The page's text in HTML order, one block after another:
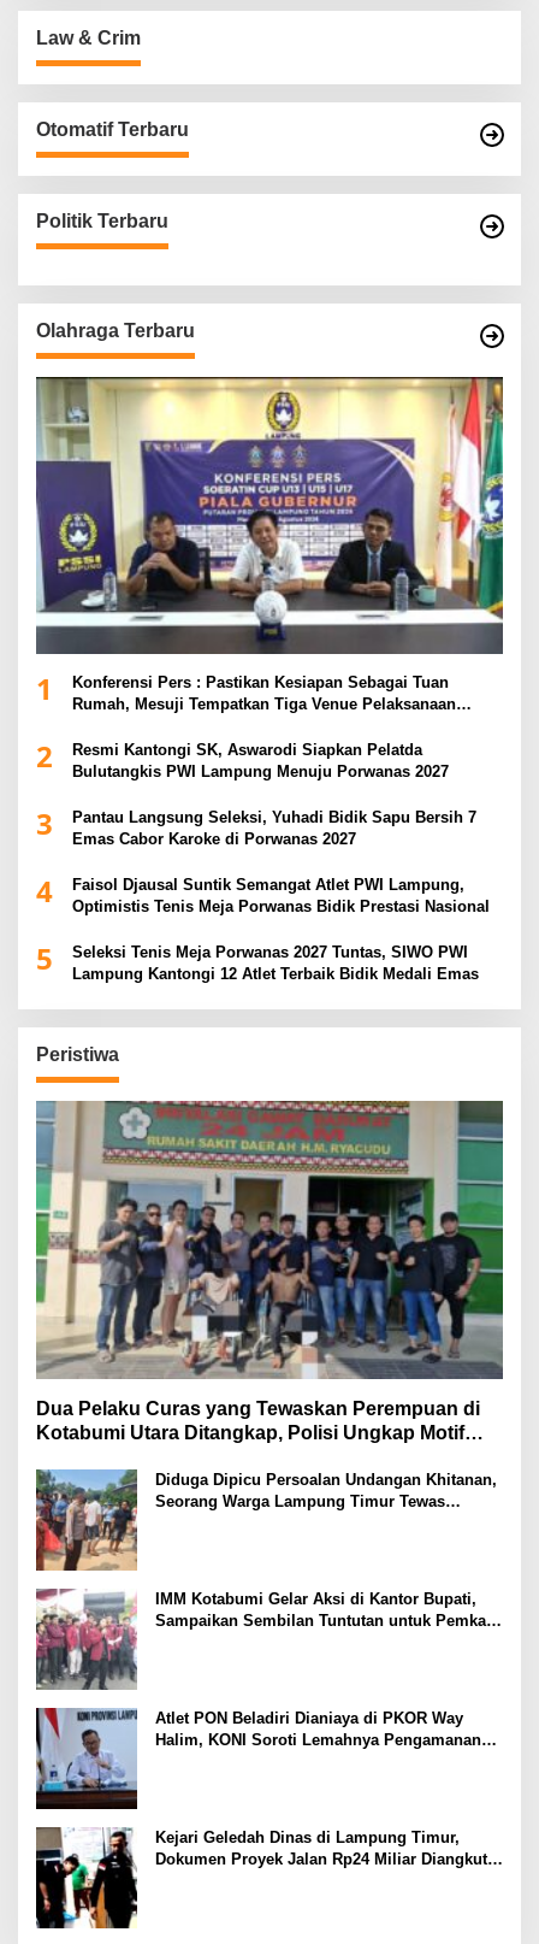
Law & Crim
Otomatif Terbaru
Politik Terbaru
Olahraga Terbaru
1
Konferensi Pers : Pastikan Kesiapan Sebagai Tuan
Rumah, Mesuji Tempatkan Tiga Venue Pelaksanaan
2
Resmi Kantongi SK, Aswarodi Siapkan Pelatda
Bulutangkis PWI Lampung Menuju Porwanas 2027
3
Pantau Langsung Seleksi, Yuhadi Bidik Sapu Bersih 7
Emas Cabor Karoke di Porwanas 2027
4
Faisol Djausal Suntik Semangat Atlet PWI Lampung,
Optimistis Tenis Meja Porwanas Bidik Prestasi Nasional
5
Seleksi Tenis Meja Porwanas 2027 Tuntas, SIWO PWI
Lampung Kantongi 12 Atlet Terbaik Bidik Medali Emas
Peristiwa
Dua Pelaku Curas yang Tewaskan Perempuan di
Kotabumi Utara Ditangkap, Polisi Ungkap Motif
Diduga Dipicu Persoalan Undangan Khitanan,
Seorang Warga Lampung Timur Tewas
IMM Kotabumi Gelar Aksi di Kantor Bupati,
Sampaikan Sembilan Tuntutan untuk Pemkab
Atlet PON Beladiri Dianiaya di PKOR Way
Halim, KONI Soroti Lemahnya Pengamanan
Kejari Geledah Dinas di Lampung Timur,
Dokumen Proyek Jalan Rp24 Miliar Diangkut